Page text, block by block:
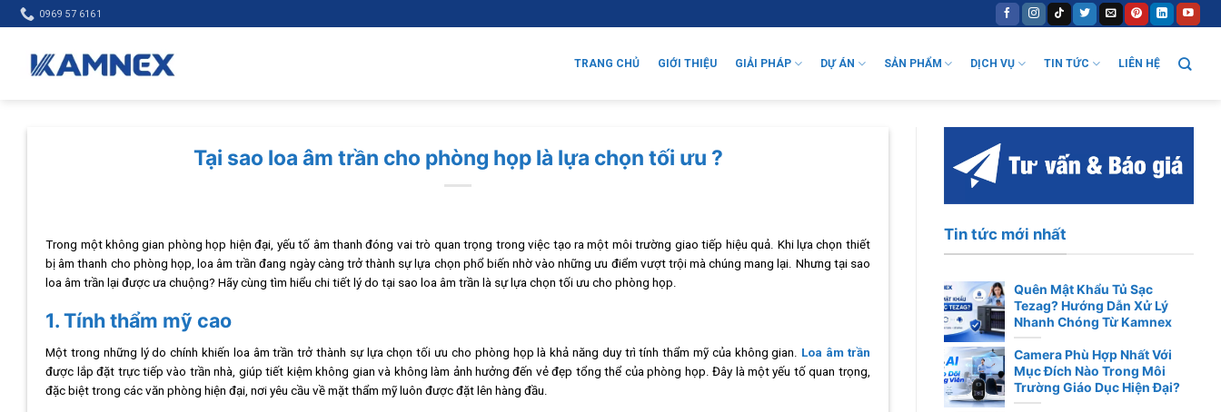
Skip
to
0969 57 6161
TRANG CHỦ GIỚI THIỆU GIẢI PHÁP DỰ ÁN SẢN PHẨM DỊCH VỤ TIN TỨC LIÊN HỆ
Tại sao loa âm trần cho phòng họp là lựa chọn tối ưu ?
Trong một không gian phòng họp hiện đại, yếu tố âm thanh đóng vai trò quan trọng trong việc tạo ra một môi trường giao tiếp hiệu quả. Khi lựa chọn thiết
bị âm thanh cho phòng họp, loa âm trần đang ngày càng trở thành sự lựa chọn phổ biến nhờ vào những ưu điểm vượt trội mà chúng mang lại. Nhưng tại sao
loa âm trần lại được ưa chuộng? Hãy cùng tìm hiểu chi tiết lý do tại sao loa âm trần là sự lựa chọn tối ưu cho phòng họp.
1. Tính thẩm mỹ cao
Một trong những lý do chính khiến loa âm trần trở thành sự lựa chọn tối ưu cho phòng họp là khả năng duy trì tính thẩm mỹ của không gian. Loa âm trần
được lắp đặt trực tiếp vào trần nhà, giúp tiết kiệm không gian và không làm ảnh hưởng đến vẻ đẹp tổng thể của phòng họp. Đây là một yếu tố quan trọng,
đặc biệt trong các văn phòng hiện đại, nơi yêu cầu về mặt thẩm mỹ luôn được đặt lên hàng đầu.
Tin tức mới nhất
Quên Mật Khẩu Tủ Sạc
Tezag? Hướng Dẫn Xử Lý
Nhanh Chóng Từ Kamnex
Camera Phù Hợp Nhất Với
Mục Đích Nào Trong Môi
Trường Giáo Dục Hiện Đại?